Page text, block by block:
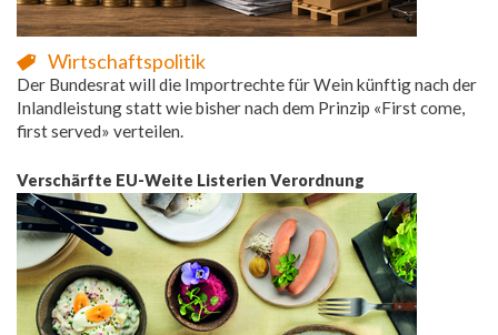
Wirtschaftspolitik
Der Bundesrat will die Importrechte für Wein künftig nach der
Inlandleistung statt wie bisher nach dem Prinzip «First come,
first served» verteilen.
Verschärfte EU-Weite Listerien Verordnung